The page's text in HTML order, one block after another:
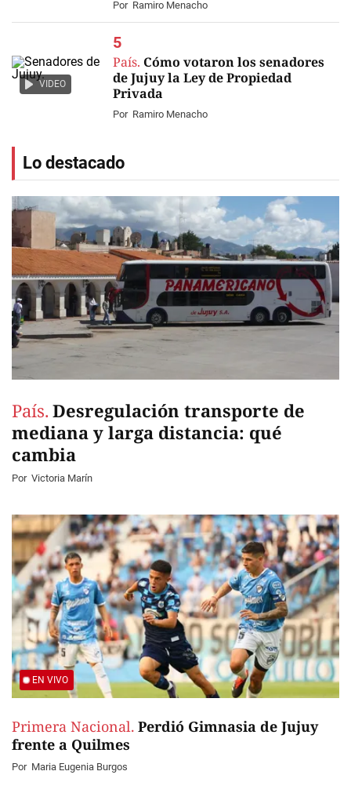
Por Ramiro Menacho
VIDEO
País. Cómo votaron los senadores
de Jujuy la Ley de Propiedad
Privada
Por Ramiro Menacho
Lo destacado
País. Desregulación transporte de
mediana y larga distancia: qué
cambia
Por Victoria Marín
EN VIVO
Primera Nacional. Perdió Gimnasia de Jujuy
frente a Quilmes
Por Maria Eugenia Burgos